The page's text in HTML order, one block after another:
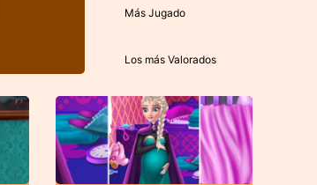
Más Jugado
Los más Valorados